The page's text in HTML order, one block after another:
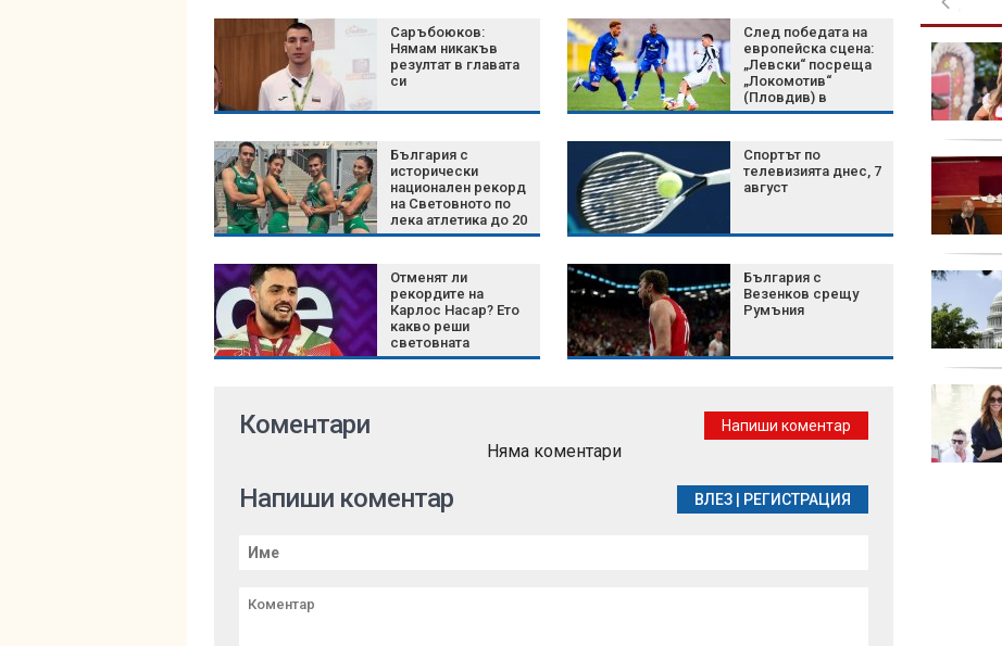
Саръбоюков:
Нямам никакъв
резултат в главата
си
След победата на
европейска сцена:
„Левски“ посреща
„Локомотив“
(Пловдив) в
първенството на
България с
исторически
национален рекорд
на Световното по
лека атлетика до 20
години
Спортът по
телевизията днес, 7
август
Отменят ли
рекордите на
Карлос Насар? Ето
какво реши
световната
федерация след
България с
Везенков срещу
Румъния
Затягат контрола по
плажовете в
Халкидики, има арести
Късна емисия
Турция внедри AI
система за откриване
на терористични
накара чайките да
стоят далеч от
Коментари Напиши коментар
Няма коментари
Напиши коментар ВЛЕЗ РЕГИСТРАЦИЯ